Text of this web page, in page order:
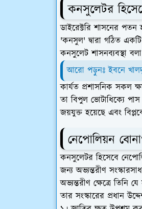
কনসুলেটর
ডাইরেক্টরি শাসনের
'কনসুল' দ্বারা গঠিত
কনসুলেট শাসনব্যবস্থা
আরো পড়ুনঃ ইবনে
কার্যত প্রশাসনিক সকল
তা বিপুল ভোটাধিক্যে
জয়যুক্ত হয়েছে এবং
নেপোলিয়ন
কনসুলেটর হিসেবে
জন্য অভ্যন্তরীণ
অভ্যন্তরীণ ক্ষেত্রে
তার সংস্কারের প্রধান